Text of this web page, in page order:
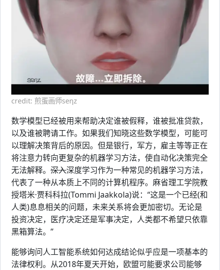
credit: 煎蛋画师seηz
数学模型已经被用来帮助决定谁被假释，谁被批准贷款，
以及谁被聘请工作。如果我们知晓这些数学模型，可能可
以理解决策背后的原因。但是银行，军方，雇主等等正在
将注意力转向更复杂的机器学习方法，使自动化决策完全
无法解释。 深入深度学习作为一种常见的机器学习方法，
代表了一种从本质上不同的计算机程序。麻省理工学院教
授塔米·贾科科拉(Tommi Jaakkola)说：“这是一个已经(和
人类)息息相关的问题，未来关系将会更加密切。无论是
投资决定，医疗决定还是军事决定，人类都不希望只依靠
黑箱算法。”
能够询问人工智能系统如何达成结论似乎应是一项基本的
法律权利。从2018年夏天开始，欧盟可能要求公司能够